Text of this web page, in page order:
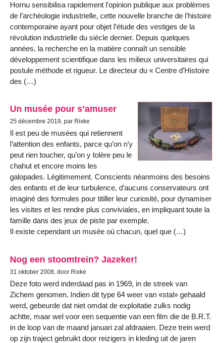
Hornu sensibilisa rapidement l’opinion publique aux problèmes
de l’archéologie industrielle, cette nouvelle branche de l’histoire
contemporaine ayant pour objet l’étude des vestiges de la
révolution industrielle du siècle dernier. Depuis quelques
années, la recherche en la matière connaît un sensible
développement scientifique dans les milieux universitaires qui
postule méthode et rigueur. Le directeur du « Centre d’Histoire
des (…)
Un musée pour s’amuser
25 décembre 2019, par Rixke
Il est peu de musées qui retiennent
l’attention des enfants, parce qu’on n’y
peut rien toucher, qu’on y tolère peu le
chahut et encore moins les
galopades. Légitimement. Conscients néanmoins des besoins
des enfants et de leur turbulence, d’aucuns conservateurs ont
imaginé des formules pour titiller leur curiosité, pour dynamiser
les visites et les rendre plus conviviales, en impliquant toute la
famille dans des jeux de piste par exemple.
Il existe cependant un musée où chacun, quel que (…)
Nog een stoomtrein? Jazeker!
31 oktober 2008, door Rixke
Deze foto werd inderdaad pas in 1969, in de streek van
Zichem genomen. Indien dit type 64 weer van «stal» gehaald
werd, gebeurde dat niet omdat de exploitatie zulks nodig
achtte, maar wel voor een sequentie van een film die de B.R.T.
in de loop van de maand januari zal afdraaien. Deze trein werd
op zijn traject gebruikt door reizigers in kleding uit de jaren